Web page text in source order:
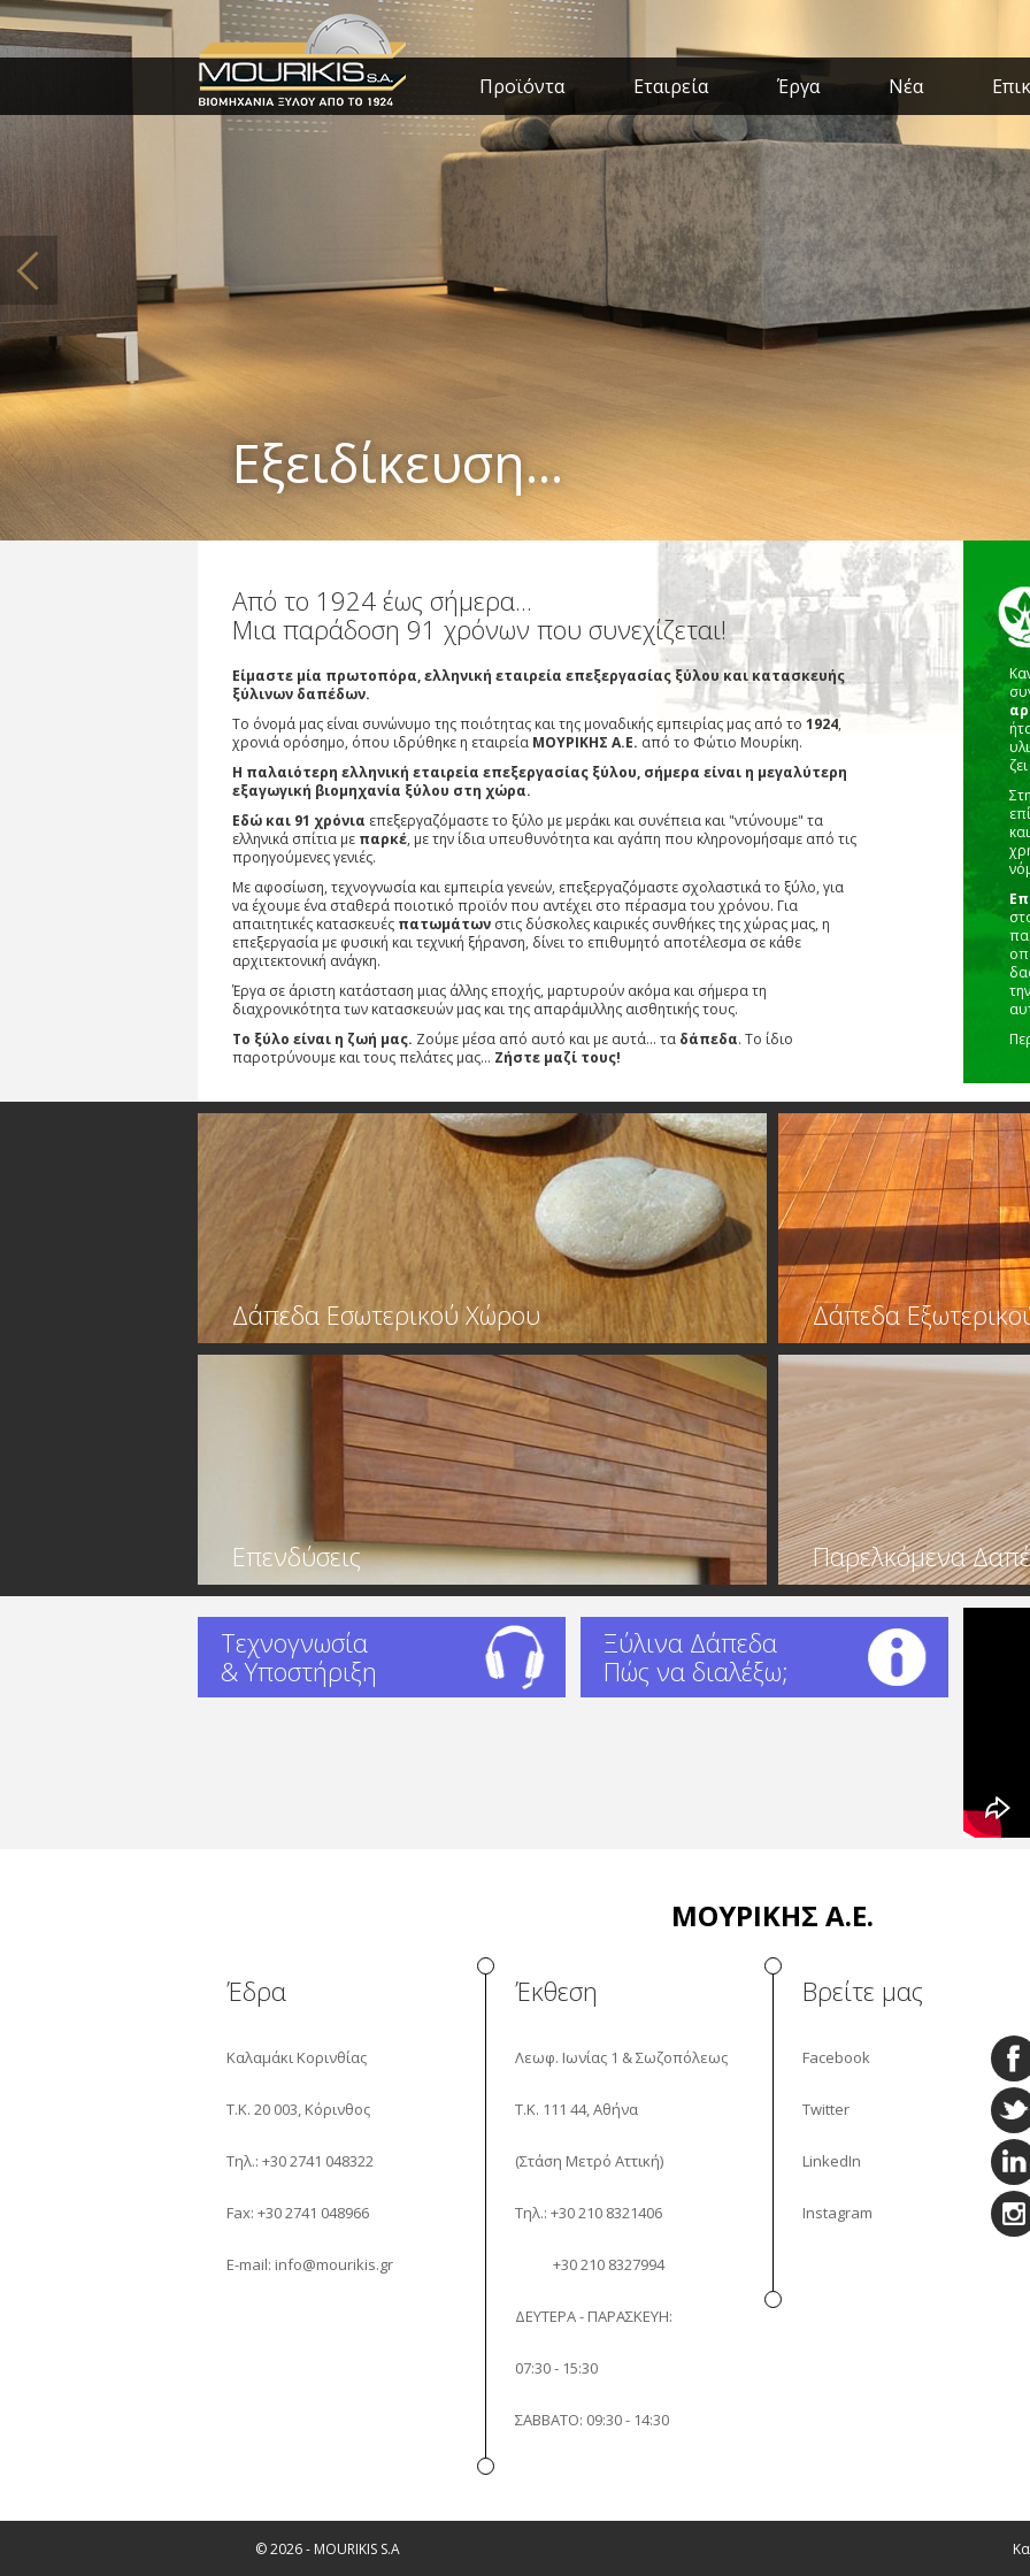
Προϊόντα Εταιρεία Έργα Νέα
Εξειδίκευση...
Από το 1924 έως σήμερα...
Μια παράδοση 91 χρόνων που συνεχίζεται!
Είμαστε μία πρωτοπόρα, ελληνική εταιρεία επεξεργασίας ξύλου και κατασκευής
ξύλινων δαπέδων.
Το όνομά μας είναι συνώνυμο της ποιότητας και της μοναδικής εμπειρίας μας από το 1924,
χρονιά ορόσημο, όπου ιδρύθηκε η εταιρεία ΜΟΥΡΙΚΗΣ Α.Ε. από το Φώτιο Μουρίκη.
Η παλαιότερη ελληνική εταιρεία επεξεργασίας ξύλου, σήμερα είναι η μεγαλύτερη
εξαγωγική βιομηχανία ξύλου στη χώρα.
Εδώ και 91 χρόνια επεξεργαζόμαστε το ξύλο με μεράκι και συνέπεια και "ντύνουμε" τα
ελληνικά σπίτια με παρκέ, με την ίδια υπευθυνότητα και αγάπη που κληρονομήσαμε από τις
προηγούμενες γενιές.
Με αφοσίωση, τεχνογνωσία και εμπειρία γενεών, επεξεργαζόμαστε σχολαστικά το ξύλο, για
να έχουμε ένα σταθερά ποιοτικό προϊόν που αντέχει στο πέρασμα του χρόνου. Για
απαιτητικές κατασκευές πατωμάτων στις δύσκολες καιρικές συνθήκες της χώρας μας, η
επεξεργασία με φυσική και τεχνική ξήρανση, δίνει το επιθυμητό αποτέλεσμα σε κάθε
αρχιτεκτονική ανάγκη.
Έργα σε άριστη κατάσταση μιας άλλης εποχής, μαρτυρούν ακόμα και σήμερα τη
διαχρονικότητα των κατασκευών μας και της απαράμιλλης αισθητικής τους.
Το ξύλο είναι η ζωή μας. Ζούμε μέσα από αυτό και με αυτά… τα δάπεδα. Το ίδιο
παροτρύνουμε και τους πελάτες μας… Ζήστε μαζί τους!
Δάπεδα Εσωτερικού Χώρου Δάπεδα
Επενδύσεις Παρελκόμενα
Τεχνογνωσία
& Υποστήριξη
Ξύλινα Δάπεδα
Πώς να διαλέξω;
ΜΟΥΡΙΚΗΣ Α.Ε.
Έδρα
Καλαμάκι Κορινθίας
Τ.Κ. 20 003, Κόρινθος
Τηλ.: +30 2741 048322
Fax: +30 2741 048966
E-mail: info@mourikis.gr
Έκθεση
Λεωφ. Ιωνίας 1 & Σωζοπόλεως
Τ.Κ. 111 44, Αθήνα
(Στάση Μετρό Αττική)
Τηλ.: +30 210 8321406
+30 210 8327994
ΔΕΥΤΕΡΑ - ΠΑΡΑΣΚΕΥΗ:
07:30 - 15:30
ΣΑΒΒΑΤΟ: 09:30 - 14:30
Βρείτε μας
Facebook
Twitter
LinkedIn
Instagram
© 2026 - MOURIKIS S.A